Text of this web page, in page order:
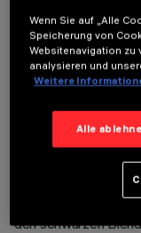
LETZTES UPDATE:
BESCHREIBUNG
Rechteckige
profiliertem
Korpus aus
Möglichkeit vor, die
+/- 20°
metallisiertem
den schwarzen
Wenn Sie auf „Alle
Speicherung von
Websitenavigation zu
analysieren und
Weitere
Alle